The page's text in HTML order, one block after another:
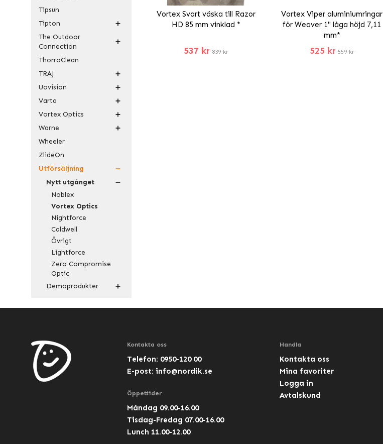
Tipsun
Tipton
The Outdoor
Connection
ThorroClean
TRAJ
Uovision
Varta
Vortex Optics
Warne
Wheeler
ZlideOn
Utförsäljning
Nytt utgånget
Noblex
Vortex Optics
Nightforce
Caldwell
Övrigt
Lightforce
Zero Compromise
Optic
Demoprodukter
Vortex Svart väska till Razor
HD 85 mm vinklad *
537 kr 839 kr
Vortex Viper aluminiumringar
för Weaver 1" låga höjd 7,11
mm*
525 kr 559 kr
Kontakta oss
Telefon: 0950-120 00
E-post: info@nordik.se
Öppettider
Måndag 09.00-16.00
Tisdag-Fredag 07.00-16.00
Lunch 11.00-12.00
Handla
Kontakta oss
Mina favoriter
Logga in
Avtalskund